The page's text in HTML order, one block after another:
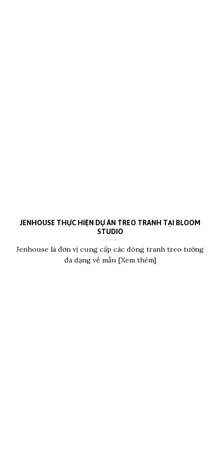
JENHOUSE THỰC HIỆN DỰ ÁN TREO TRANH TẠI BLOOM
STUDIO
Jenhouse là đơn vị cung cấp các dòng tranh treo tường
đa dạng về mẫu [Xem thêm]